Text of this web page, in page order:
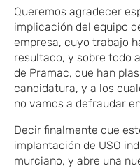
​Queremos agradecer
implicación del equipo
empresa, cuyo trabajo
resultado​, y sobre todo
de Pramac, que han
candidatura, y a los
no vamos a defraudar
​Decir finalmente que e
implantación de USO
murciano, y abre una